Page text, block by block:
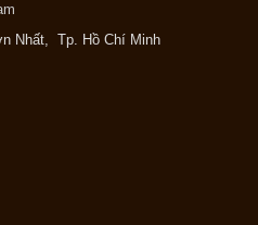
Nhất, Tp. Hồ Chí Minh